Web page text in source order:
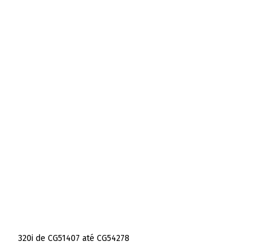
320i de CG51407 até CG54278